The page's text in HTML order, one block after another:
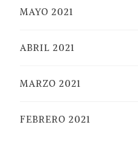
MAYO 2021
ABRIL 2021
MARZO 2021
FEBRERO 2021